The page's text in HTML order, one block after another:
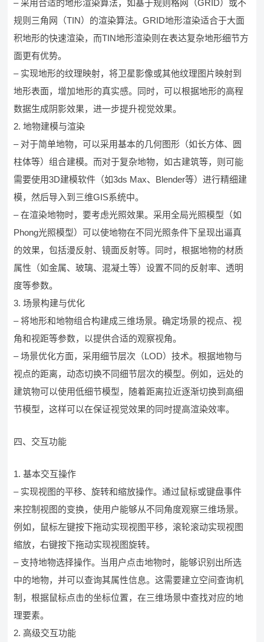
– 采用合适的地形渲染算法，如基于规则格网（GRID）或不
规则三角网（TIN）的渲染算法。GRID地形渲染适合于大面
积地形的快速渲染，而TIN地形渲染则在表达复杂地形细节方
面更有优势。
– 实现地形的纹理映射，将卫星影像或其他纹理图片映射到
地形表面，增加地形的真实感。同时，可以根据地形的高程
数据生成阴影效果，进一步提升视觉效果。
2. 地物建模与渲染
– 对于简单地物，可以采用基本的几何图形（如长方体、圆
柱体等）组合建模。而对于复杂地物，如古建筑等，则可能
需要使用3D建模软件（如3ds Max、Blender等）进行精细建
模，然后导入到三维GIS系统中。
– 在渲染地物时，要考虑光照效果。采用全局光照模型（如
Phong光照模型）可以使地物在不同光照条件下呈现出逼真
的效果，包括漫反射、镜面反射等。同时，根据地物的材质
属性（如金属、玻璃、混凝土等）设置不同的反射率、透明
度等参数。
3. 场景构建与优化
– 将地形和地物组合构建成三维场景。确定场景的视点、视
角和视距等参数，以提供合适的观察视角。
– 场景优化方面，采用细节层次（LOD）技术。根据地物与
视点的距离，动态切换不同细节层次的模型。例如，远处的
建筑物可以使用低细节模型，随着距离拉近逐渐切换到高细
节模型，这样可以在保证视觉效果的同时提高渲染效率。
四、交互功能
1. 基本交互操作
– 实现视图的平移、旋转和缩放操作。通过鼠标或键盘事件
来控制视图的变换，使用户能够从不同角度观察三维场景。
例如，鼠标左键按下拖动实现视图平移，滚轮滚动实现视图
缩放，右键按下拖动实现视图旋转。
– 支持地物选择操作。当用户点击地物时，能够识别出所选
中的地物，并可以查询其属性信息。这需要建立空间查询机
制，根据鼠标点击的坐标位置，在三维场景中查找对应的地
理要素。
2. 高级交互功能